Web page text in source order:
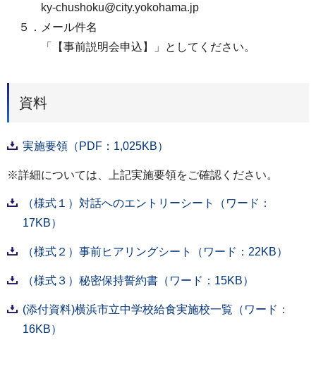
ky-chushoku@city.yokohama.jp
５．メール件名
「【事前説明会申込】」としてください。
資料
実施要領（PDF：1,025KB）
※詳細については、上記実施要領をご確認ください。
（様式１）対話へのエントリーシート（ワード：
17KB）
（様式２）事前ヒアリングシート（ワード：22KB）
（様式３）秘密保持誓約書（ワード：15KB）
(添付資料)横浜市立中学校給食実施校一覧（ワード：
16KB）